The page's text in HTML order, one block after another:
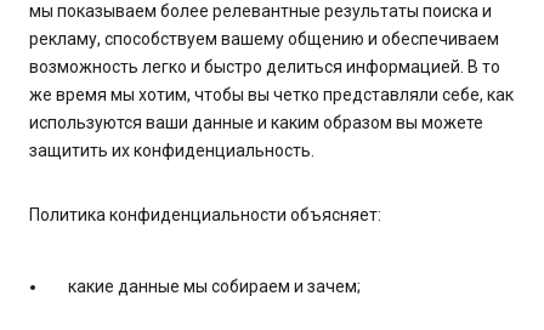
мы показываем более релевантные результаты поиска и
рекламу, способствуем вашему общению и обеспечиваем
возможность легко и быстро делиться информацией. В то
же время мы хотим, чтобы вы четко представляли себе, как
используются ваши данные и каким образом вы можете
защитить их конфиденциальность.
Политика конфиденциальности объясняет:
какие данные мы собираем и зачем;